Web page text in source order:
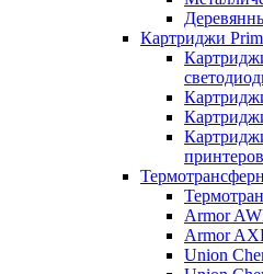
Картриджи
принтеров
Armor
Armor
Union